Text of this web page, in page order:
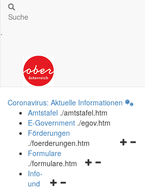
Suche
.
Coronavirus: Aktuelle Informationen
Amtstafel ./amtstafel.htm
E-Government ./egov.htm
Förderungen
./foerderungen.htm
Navigationsmenü
Formulare
./formulare.htm
Navigationsmenü
Info-
und